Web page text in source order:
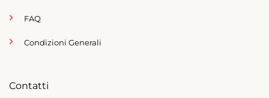
FAQ
Condizioni Generali
Contatti